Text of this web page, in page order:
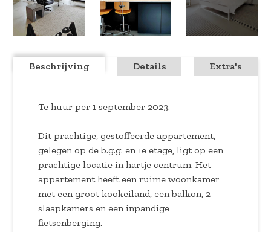
Beschrijving Details Extra's
Te huur per 1 september 2023.
Dit prachtige, gestoffeerde appartement,
gelegen op de b.g.g. en 1e etage, ligt op een
prachtige locatie in hartje centrum. Het
appartement heeft een ruime woonkamer
met een groot kookeiland, een balkon, 2
slaapkamers en een inpandige
fietsenberging.